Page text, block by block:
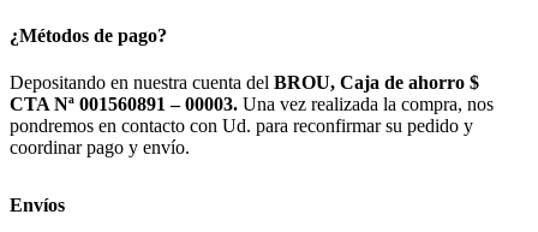
CLAROS
¿Métodos de pago?
Depositando en nuestra cuenta del BROU, Caja de ahorro $
CTA Nª 001560891 – 00003. Una vez realizada la compra, nos
pondremos en contacto con Ud. para reconfirmar su pedido y
coordinar pago y envío.
Envíos